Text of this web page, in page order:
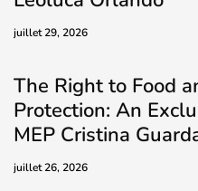
juillet 29, 2026
The Right to Food
Protection: An
MEP Cristina
juillet 26, 2026